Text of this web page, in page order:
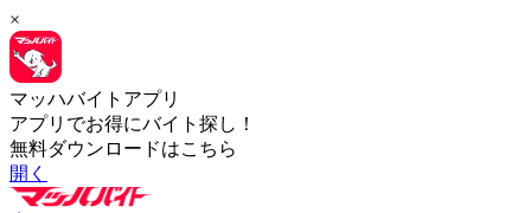
×
マッハバイトアプリ
アプリでお得にバイト探し！
無料ダウンロードはこちら
開く